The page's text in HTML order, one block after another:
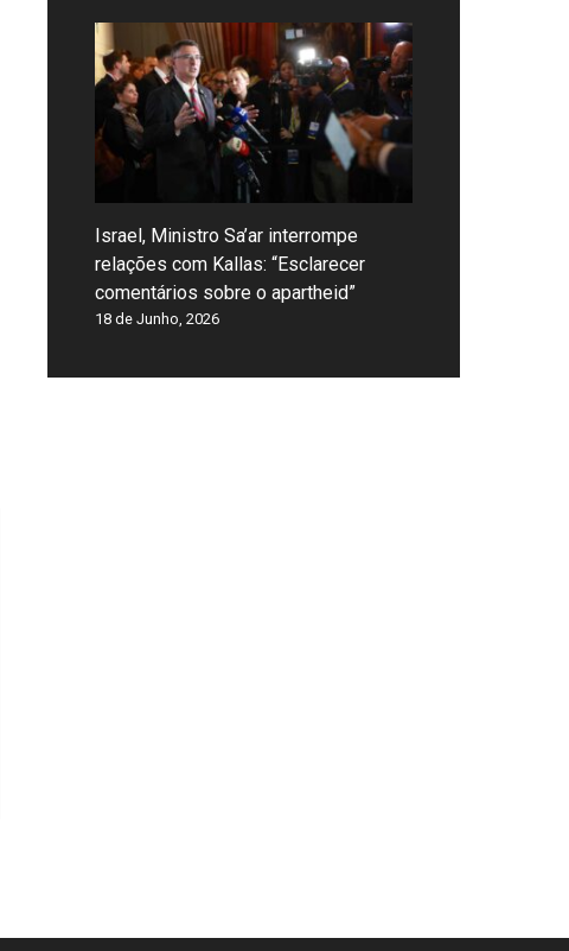
Israel, Ministro Sa’ar interrompe
relações com Kallas: “Esclarecer
comentários sobre o apartheid”
18 de Junho, 2026